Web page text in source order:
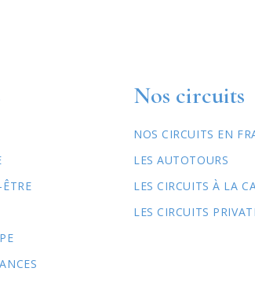
Nos circuits
NOS CIRCUITS EN
LES AUTOTOURS
LES CIRCUITS À LA
LES CIRCUITS